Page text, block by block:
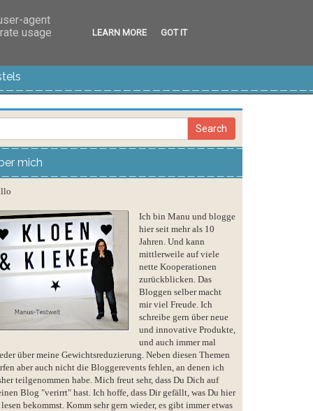
mich
Ich bin Manu und blogge
hier seit mehr als 10
Jahren. Und kann
mittlerweile auf viele
nette Kooperationen
zurückblicken. Das
Bloggen selber macht
mir viel Freude. Ich
schreibe gern über neue
und innovative Produkte,
und auch immer mal
über meine Gewichtsreduzierung. Neben diesen Themen
aber auch nicht die Bloggerevents fehlen, an denen ich
teilgenommen habe. Mich freut sehr, dass Du Dich auf
Blog "verirrt" hast. Ich hoffe, dass Dir gefällt, was Du hier
bekommst. Komm sehr gern wieder, es gibt immer etwas
agent
usage
LEARN MORE GOT IT